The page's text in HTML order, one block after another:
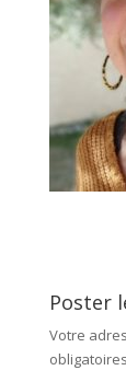
Poster
Votre